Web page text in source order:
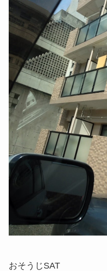
おそうじSAT